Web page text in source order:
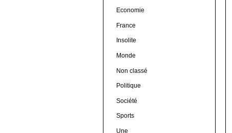
Economie
France
Insolite
Monde
Non classé
Politique
Société
Sports
Une